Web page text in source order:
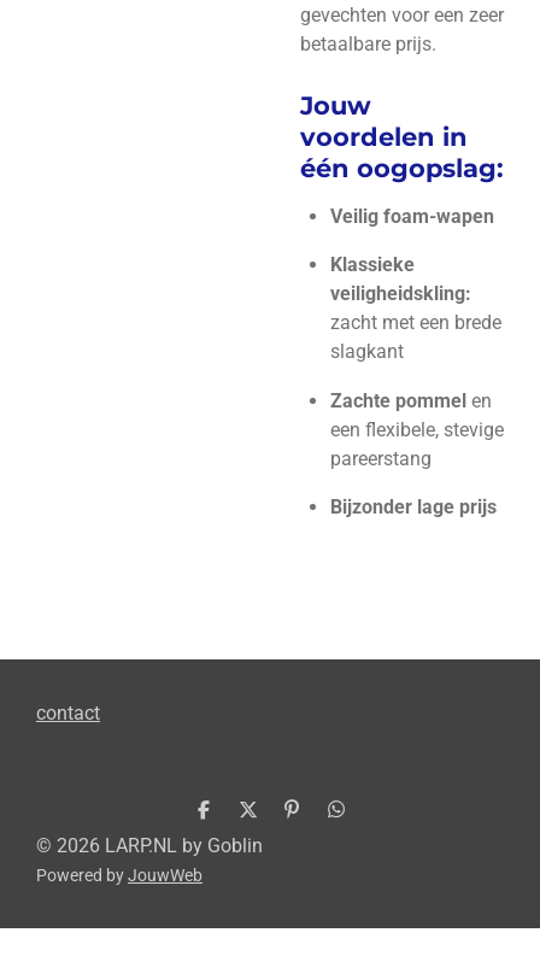
gevechten voor een zeer
betaalbare prijs.
Jouw
voordelen in
één oogopslag:
Veilig foam-wapen
Klassieke
veiligheidskling:
zacht met een brede
slagkant
Zachte pommelen
een flexibele, stevige
pareerstang
Bijzonder lage prijs
contact
D
e
e
D
e
e
P
D
© 2026 LARP.NL by Goblin
Powered byJouwWeb